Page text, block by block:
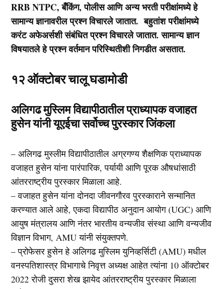
RRB NTPC, बँकिंग, पोलीस आणि अन्य भरती परीक्षांमध्ये हे
सामान्य ज्ञानावरील प्रश्न विचारले जातात. बहुतांश परीक्षांमध्ये
करंट अफेअर्सशी संबंधित प्रश्न विचारले जातात. सामान्य ज्ञान
विषयातले हे प्रश्न वर्तमान परिस्थितीशी निगडीत असतात.
१२ऑक्टोबर चालू घडामोडी
अलिगढ मुस्लिम विद्यापीठातील प्राध्यापक वजाहत
हुसेन यांनी यूएईचा सर्वोच्च पुरस्कार जिंकला
– अलिगढ मुस्लीम विद्यापीठातील अग्रगण्य शैक्षणिक प्राध्यापक
वजाहत हुसेन यांना पारंपारिक, पर्यायी आणि पूरक औषधांसाठी
आंतरराष्ट्रीय पुरस्कार मिळाला आहे.
– वजाहत हुसेन यांना दोनदा जीवनगौरव पुरस्काराने सन्मानित
करण्यात आले आहे, एकदा विद्यापीठ अनुदान आयोग (UGC) आणि
आयुष मंत्रालय आणि नंतर भारतीय वन्यजीव संस्था आणि वन्यजीव
विज्ञान विभाग, AMU यांनी संयुक्तपणे.
– प्रोफेसर हुसेन हे अलिगढ मुस्लिम युनिव्हर्सिटी (AMU) मधील
वनस्पतिशास्त्र विभागाचे निवृत्त अध्यक्ष आहेत त्यांना 10 ऑक्टोबर
2022 रोजी दुसरा शेख झायेद आंतरराष्ट्रीय पुरस्कार मिळाला